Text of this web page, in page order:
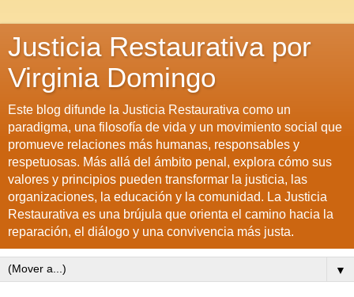
Justicia Restaurativa por
Virginia Domingo
Este blog difunde la Justicia Restaurativa como un
paradigma, una filosofía de vida y un movimiento social que
promueve relaciones más humanas, responsables y
respetuosas. Más allá del ámbito penal, explora cómo sus
valores y principios pueden transformar la justicia, las
organizaciones, la educación y la comunidad. La Justicia
Restaurativa es una brújula que orienta el camino hacia la
reparación, el diálogo y una convivencia más justa.
▼